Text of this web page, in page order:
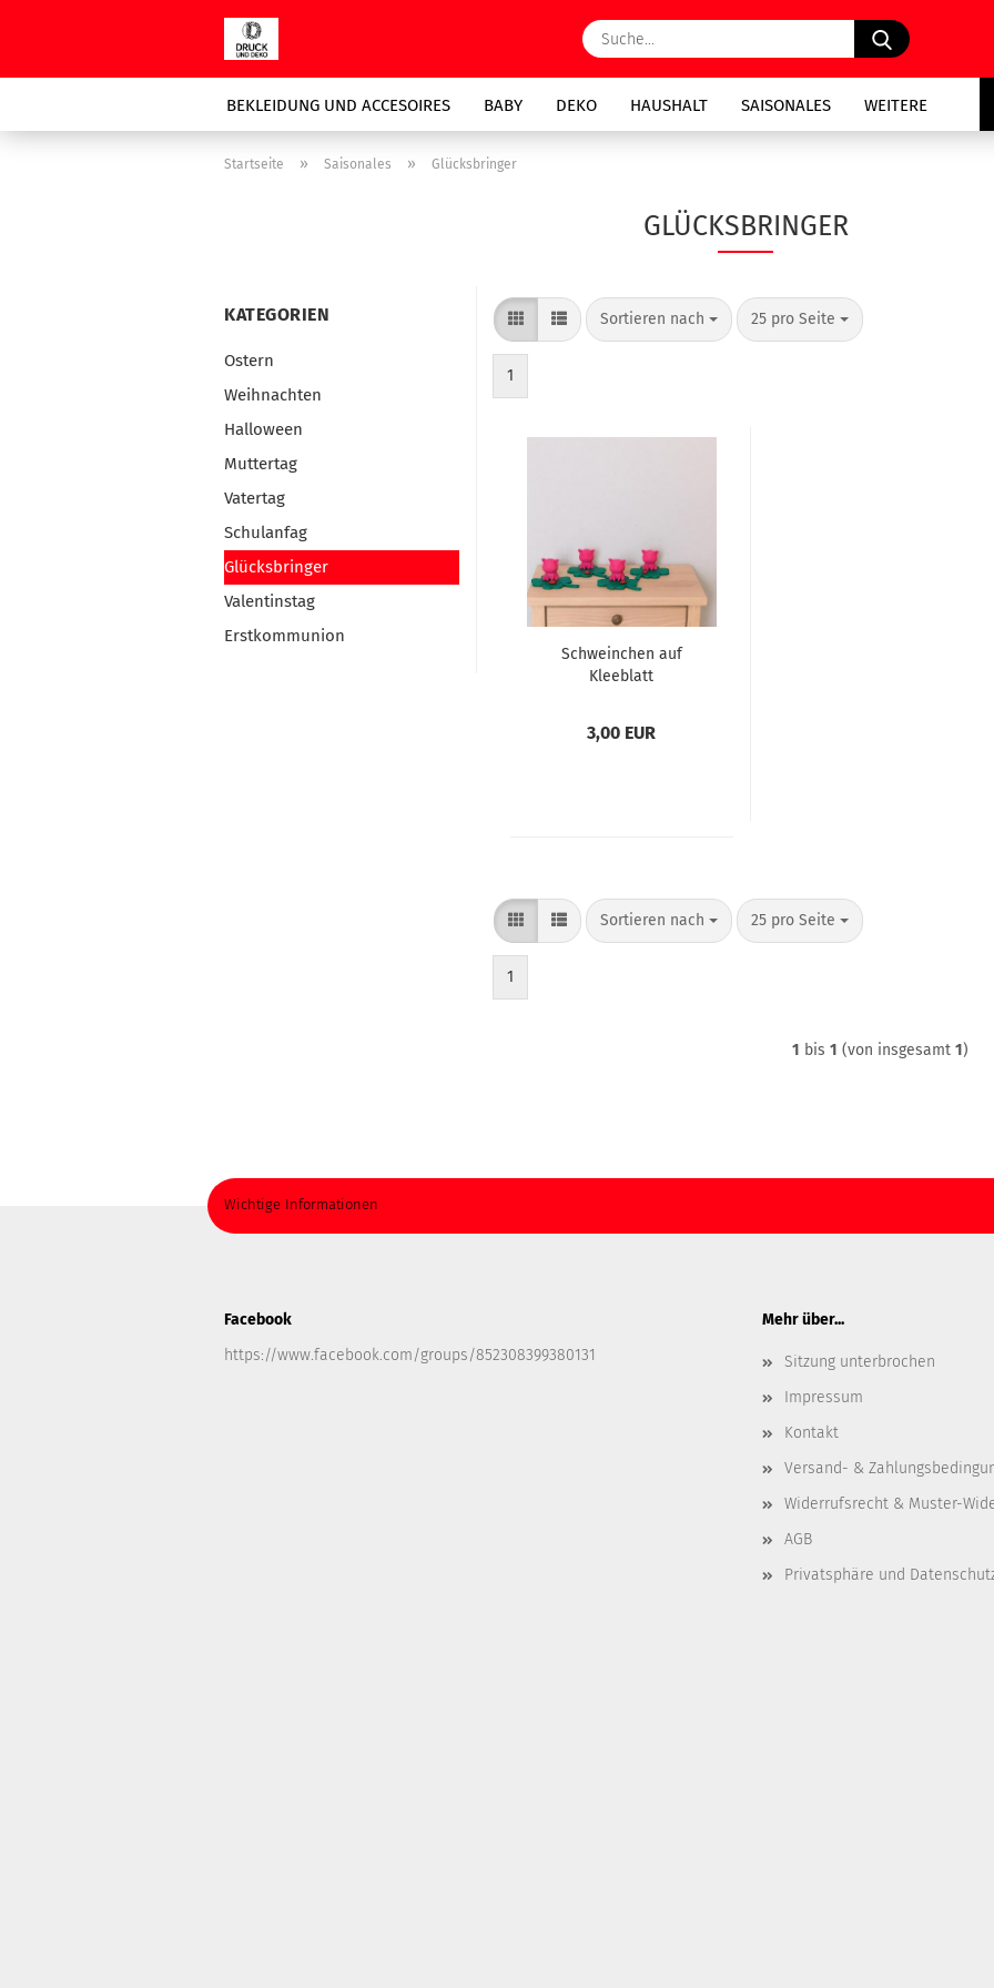
Suche...
BEKLEIDUNG UND ACCESOIRES BABY DEKO HAUSHALT SAISONALES WEITERE
Startseite » Saisonales » Glücksbringer
GLÜCKSBRINGER
KATEGORIEN
Ostern
Weihnachten
Halloween
Muttertag
Vatertag
Schulanfag
Glücksbringer
Valentinstag
Erstkommunion
Sortieren nach
Sortieren nach 25 pro Seite
pro Seite
1
Schweinchen auf
Kleeblatt
3,00 EUR
Sortieren nach
Sortieren nach 25 pro Seite
pro Seite
1
1 bis 1 (von insgesamt 1)
Wichtige Informationen
Facebook
https://www.facebook.com/groups/852308399380131
Mehr über...
Sitzung unterbrochen
Impressum
Kontakt
Versand- &
Widerrufsrecht & Muster-
AGB
Privatsphäre und